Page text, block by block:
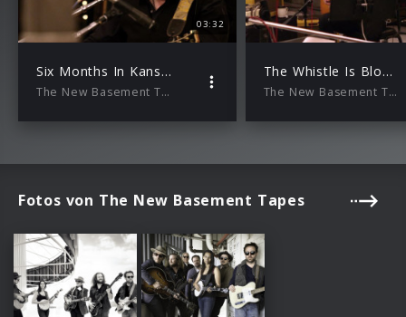
03:32
Six Months In Kansas City
The New Basement Tapes
The Whistle Is Blowing
The New Basement Tapes
Fotos von The New Basement Tapes